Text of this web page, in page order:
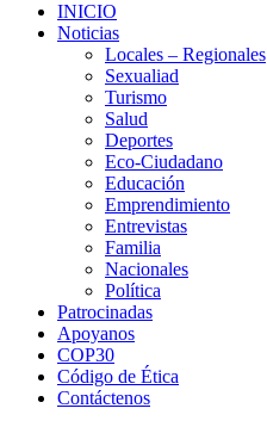
INICIO
Noticias
Locales – Regionales
Sexualiad
Turismo
Salud
Deportes
Eco-Ciudadano
Educación
Emprendimiento
Entrevistas
Familia
Nacionales
Política
Patrocinadas
Apoyanos
COP30
Código de Ética
Contáctenos